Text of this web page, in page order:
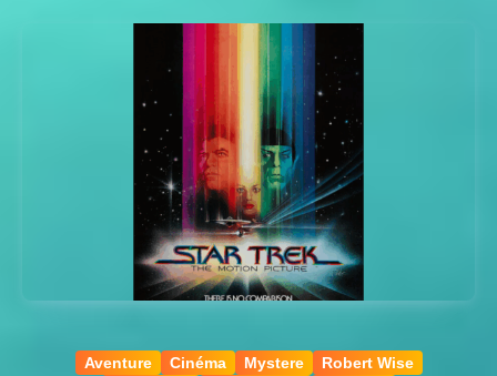
Aventure Cinéma Mystere
Robert Wise